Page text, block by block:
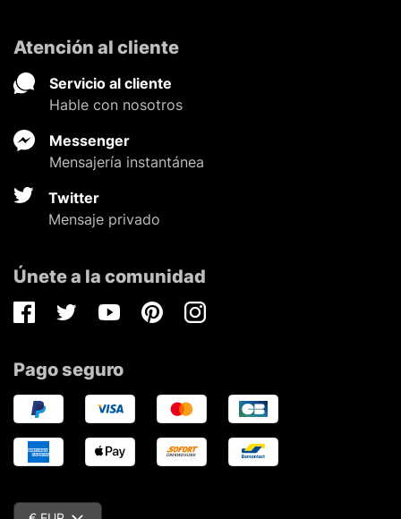
Atención al cliente
Servicio al cliente
Hable con nosotros
Messenger
Mensajería instantánea
Twitter
Mensaje privado
Únete a la comunidad
FacebookTwitterYoutubePinterestInstagram
Pago seguro